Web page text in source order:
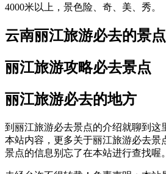
4000米以上，景色险、奇、美、秀。
云南丽江旅游必去的景点
丽江旅游攻略必去景点
丽江旅游必去的地方
到丽江旅游必去景点的介绍就聊到这
本站内容，更多关于丽江旅游必去景
景点的信息别忘了在本站进行查找喔。